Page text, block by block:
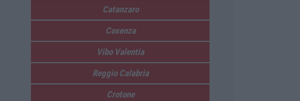
Catanzaro
Cosenza
Vibo Valentia
Reggio Calabria
Crotone